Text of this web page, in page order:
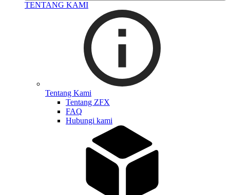
TENTANG KAMI
Tentang Kami
Tentang ZFX
FAQ
Hubungi kami